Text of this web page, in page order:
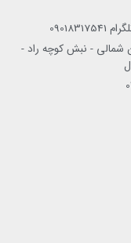
شمالی - نبش کوچه راد -